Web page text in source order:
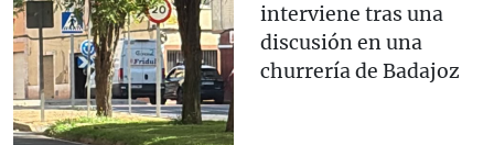
interviene tras una
discusión en una
churrería de Badajoz